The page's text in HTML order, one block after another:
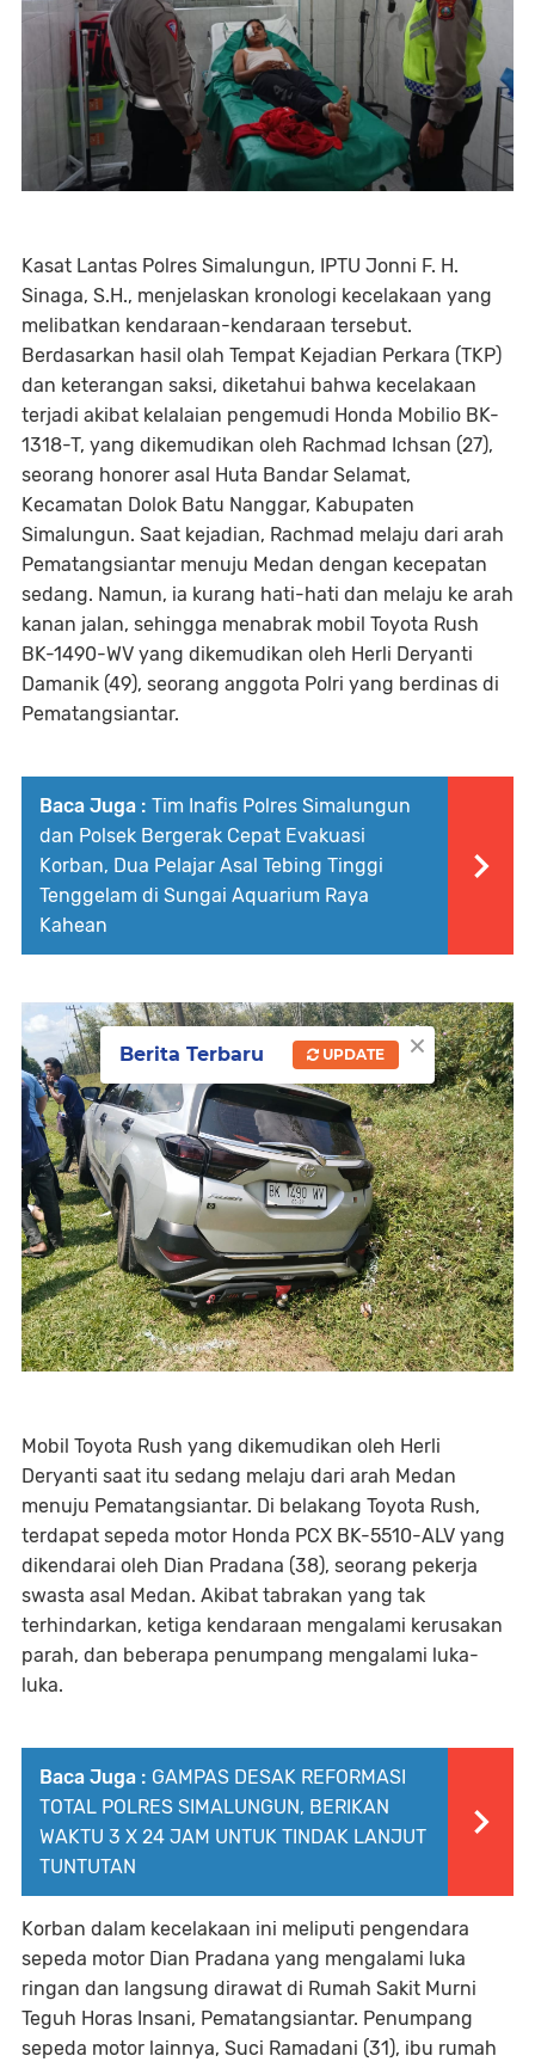
Kasat Lantas Polres Simalungun, IPTU Jonni F. H.
Sinaga, S.H., menjelaskan kronologi kecelakaan yang
melibatkan kendaraan-kendaraan tersebut.
Berdasarkan hasil olah Tempat Kejadian Perkara (TKP)
dan keterangan saksi, diketahui bahwa kecelakaan
terjadi akibat kelalaian pengemudi Honda Mobilio BK-
1318-T, yang dikemudikan oleh Rachmad Ichsan (27),
seorang honorer asal Huta Bandar Selamat,
Kecamatan Dolok Batu Nanggar, Kabupaten
Simalungun. Saat kejadian, Rachmad melaju dari arah
Pematangsiantar menuju Medan dengan kecepatan
sedang. Namun, ia kurang hati-hati dan melaju ke arah
kanan jalan, sehingga menabrak mobil Toyota Rush
BK-1490-WV yang dikemudikan oleh Herli Deryanti
Damanik (49), seorang anggota Polri yang berdinas di
Pematangsiantar.
Baca Juga : Tim Inafis Polres Simalungun
dan Polsek Bergerak Cepat Evakuasi
Korban, Dua Pelajar Asal Tebing Tinggi
Tenggelam di Sungai Aquarium Raya
Kahean
Mobil Toyota Rush yang dikemudikan oleh Herli
Deryanti saat itu sedang melaju dari arah Medan
menuju Pematangsiantar. Di belakang Toyota Rush,
terdapat sepeda motor Honda PCX BK-5510-ALV yang
dikendarai oleh Dian Pradana (38), seorang pekerja
swasta asal Medan. Akibat tabrakan yang tak
terhindarkan, ketiga kendaraan mengalami kerusakan
parah, dan beberapa penumpang mengalami luka-
luka.
Baca Juga : GAMPAS DESAK REFORMASI
TOTAL POLRES SIMALUNGUN, BERIKAN
WAKTU 3 X 24 JAM UNTUK TINDAK LANJUT
TUNTUTAN
Korban dalam kecelakaan ini meliputi pengendara
sepeda motor Dian Pradana yang mengalami luka
ringan dan langsung dirawat di Rumah Sakit Murni
Teguh Horas Insani, Pematangsiantar. Penumpang
sepeda motor lainnya, Suci Ramadani (31), ibu rumah
×
Berita Terbaru UPDATE